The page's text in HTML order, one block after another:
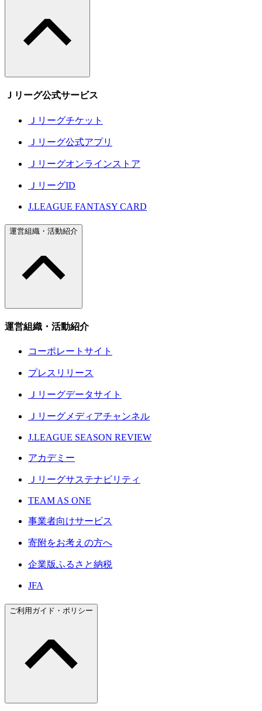
Ｊリーグ公式サービス
Ｊリーグチケット
Ｊリーグ公式アプリ
Ｊリーグオンラインストア
ＪリーグID
J.LEAGUE FANTASY CARD
運営組織・活動紹介
運営組織・活動紹介
コーポレートサイト
プレスリリース
Ｊリーグデータサイト
Ｊリーグメディアチャンネル
J.LEAGUE SEASON REVIEW
アカデミー
Ｊリーグサステナビリティ
TEAM AS ONE
事業者向けサービス
寄附をお考えの方へ
企業版ふるさと納税
JFA
ご利用ガイド・ポリシー